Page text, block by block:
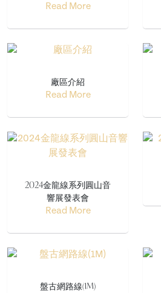
Read More
廠區介紹
Read More
2024金龍線系列圓山音
響展發表會
Read More
盤古網路線(1M)